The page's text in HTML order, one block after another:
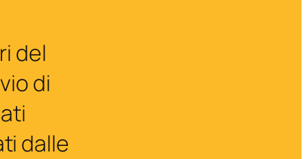
del
di
dalle